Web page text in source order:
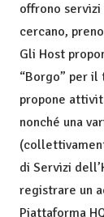
offrono servizi
cercano,
Gli Host
“Borgo” per
propone
nonché una
di Servizi
registrare un
Piattaforma